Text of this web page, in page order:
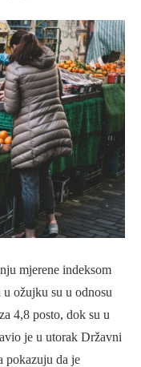
mjerene indeksom
ožujku su u odnosu
4,8 posto, dok su u
je u utorak Državni
pokazuju da je